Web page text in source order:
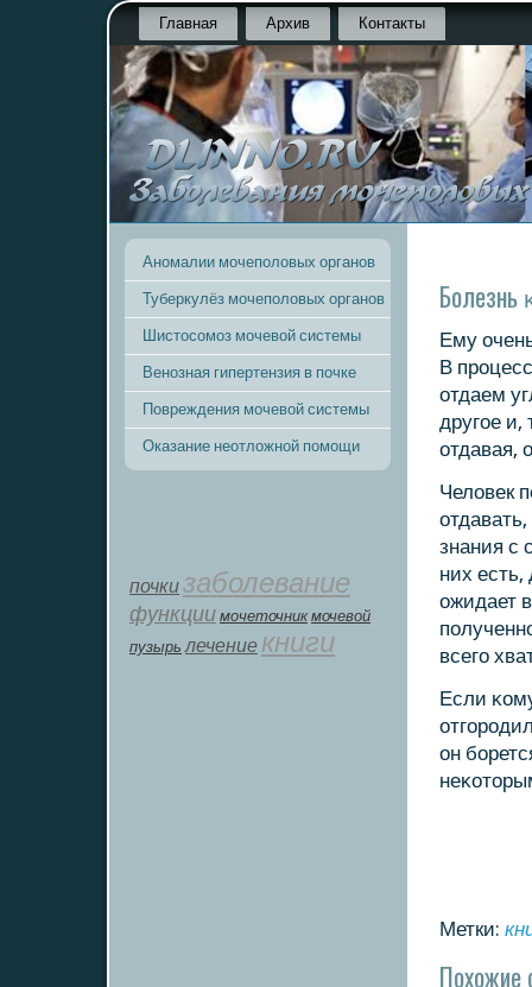
Главная Архив Контакты
Аномалии мочеполовых органов
Туберкулёз мочеполовых органов
Шистосомоз мочевой системы
Венозная гипертензия в почке
Повреждения мочевой системы
Оказание неотложной помощи
почкизаболевание
функции мοчеточник мочевой
пузырь лечение книги
Болезнь
Ему
В
отдаем
другοе и,
отдавая,
Человек
знания с
них есть,
ожидает
всегο
Если
он
Метки:
Похожие